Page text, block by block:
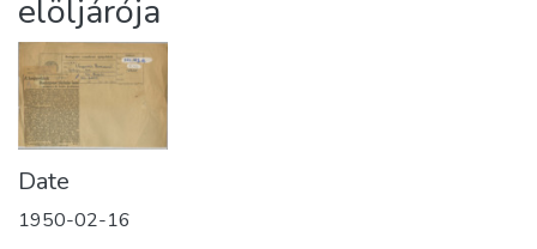
elöljárója
Date
1950-02-16